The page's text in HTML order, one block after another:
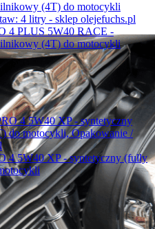
4 PLUS 5W40 RACE -
(4T) do motocykli
4 5W40 XP - syntetyczny (fully